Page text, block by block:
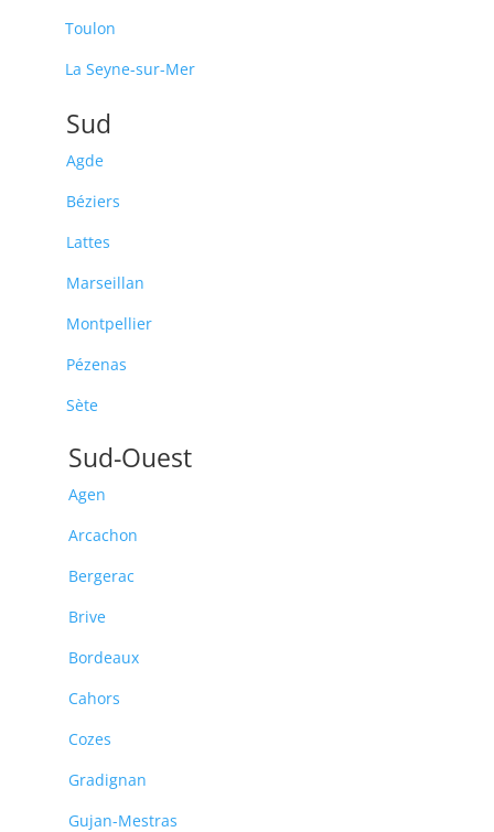
Toulon
La Seyne-sur-Mer
Sud
Agde
Béziers
Lattes
Marseillan
Montpellier
Pézenas
Sète
Sud-Ouest
Agen
Arcachon
Bergerac
Brive
Bordeaux
Cahors
Cozes
Gradignan
Gujan-Mestras